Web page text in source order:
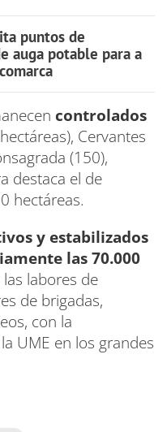
puntos de
auga potable para a
controlados
Cervantes
(150),
destaca el de
hectáreas.
y estabilizados
las 70.000
las labores de
de brigadas,
con la
UME en los grandes